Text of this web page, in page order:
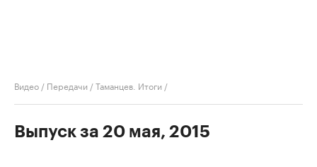
Видео / Передачи /Таманцев. Итоги /
Выпуск за 20 мая, 2015